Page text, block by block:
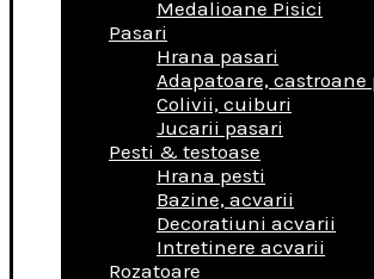
Medalioane Pisici
Pasari
Hrana pasari
Adapatoare, castroane
Colivii, cuiburi
Jucarii pasari
Pesti & testoase
Hrana pesti
Bazine, acvarii
Decoratiuni acvarii
Intretinere acvarii
Rozatoare